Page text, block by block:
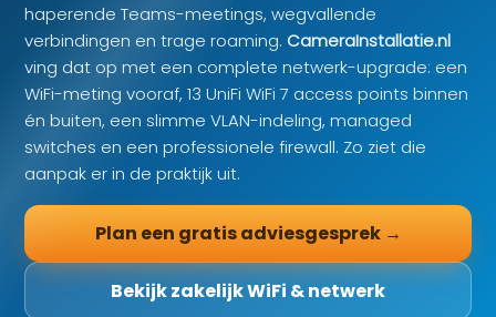
haperende Teams-meetings, wegvallende
verbindingen en trage roaming. CameraInstallatie.nl
ving dat op met een complete netwerk-upgrade: een
WiFi-meting vooraf, 13 UniFi WiFi 7 access points binnen
én buiten, een slimme VLAN-indeling, managed
switches en een professionele firewall. Zo ziet die
aanpak er in de praktijk uit.
Plan een gratis adviesgesprek →
Bekijk zakelijk WiFi & netwerk